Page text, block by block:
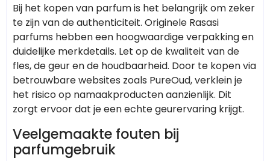
Bij het kopen van parfum is het belangrijk om zeker
te zijn van de authenticiteit. Originele Rasasi
parfums hebben een hoogwaardige verpakking en
duidelijke merkdetails. Let op de kwaliteit van de
fles, de geur en de houdbaarheid. Door te kopen via
betrouwbare websites zoals PureOud, verklein je
het risico op namaakproducten aanzienlijk. Dit
zorgt ervoor dat je een echte geurervaring krijgt.
Veelgemaakte fouten bij
parfumgebruik